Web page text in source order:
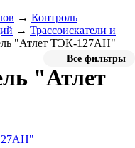
→ Контроль
→ Трассоискатели и
"Атлет ТЭК-127АН"
Все фильтры
"Атлет